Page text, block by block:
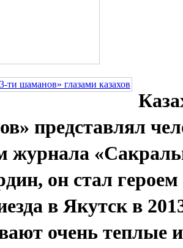
представлял
журнала
он стал
в Якутск в
очень теплые